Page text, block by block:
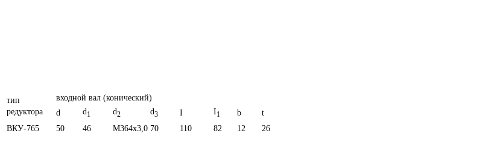
тип
редуктора
входной вал (конический)
d
d1 d2 d3 I I1 b
t
ВКУ-765
50 46 M364x3,0 70 110 82 12 26